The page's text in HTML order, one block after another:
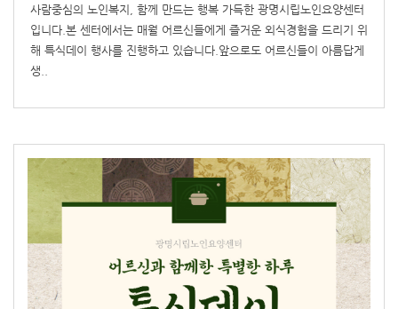
사람중심의 노인복지, 함께 만드는 행복 가득한 광명시립노인요양센터
입니다.본 센터에서는 매월 어르신들에게 즐거운 외식경험을 드리기 위
해 특식데이 행사를 진행하고 있습니다.앞으로도 어르신들이 아름답게
생..